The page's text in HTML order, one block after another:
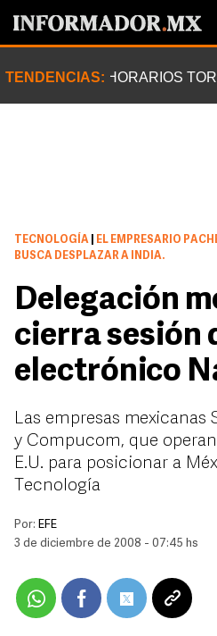
TENDENCIAS: HORARIOS
TECNOLOGÍA
EL EMPRESARIO
BUSCA DESPLAZAR A INDIA.
Delegación
cierra sesión
electrónico
Las empresas mexicanas
y Compucom, que
E.U. para posicionar a
Tecnología
Por: EFE
3 de diciembre de 2008 - 07:45 hs